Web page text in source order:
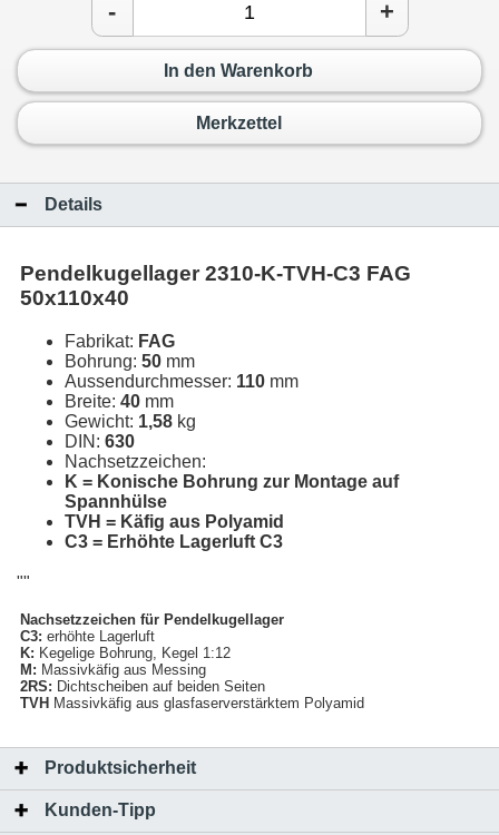
- +
In den Warenkorb
Merkzettel
Details
Pendelkugellager 2310-K-TVH-C3 FAG
50x110x40
Fabrikat: FAG
Bohrung: 50 mm
Aussendurchmesser: 110 mm
Breite: 40 mm
Gewicht: 1,58 kg
DIN: 630
Nachsetzzeichen:
K = Konische Bohrung zur Montage auf
Spannhülse
TVH = Käfig aus Polyamid
C3 = Erhöhte Lagerluft C3
""
Nachsetzzeichen für Pendelkugellager
C3: erhöhte Lagerluft
K: Kegelige Bohrung, Kegel 1:12
M: Massivkäfig aus Messing
2RS: Dichtscheiben auf beiden Seiten
TVH Massivkäfig aus glasfaserverstärktem Polyamid
Produktsicherheit
Kunden-Tipp